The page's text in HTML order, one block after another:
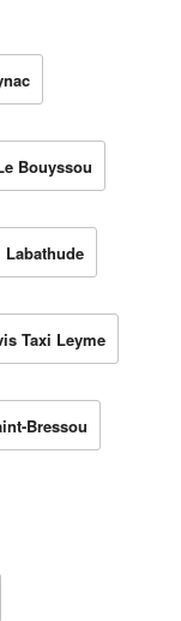
Bouyssou
Labathude
Taxi Leyme
Bressou